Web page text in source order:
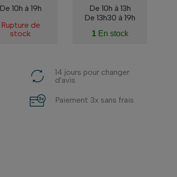
De 10h à 19h
Rupture de
stock
De 10h à 13h
De 13h30 à 19h
1En stock
14 jours pour changer
d'avis
Paiement 3x sans frais